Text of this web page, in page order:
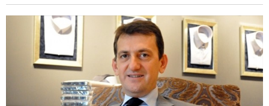
elenmelerinde dolayı üzüntü içinde olduklarını söyledi.